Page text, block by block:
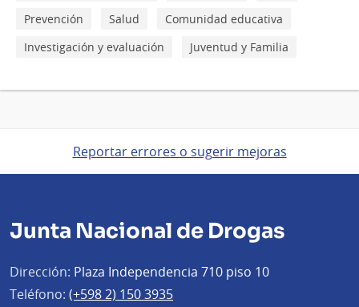
Prevención
Salud
Comunidad educativa
Investigación y evaluación
Juventud y Familia
Reportar errores o sugerir mejoras
Junta Nacional de Drogas
Dirección: Plaza Independencia 710 piso 10
Teléfono: (+598 2) 150 3935